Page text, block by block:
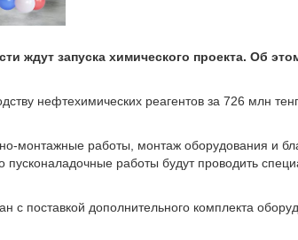
ждут запуска химического проекта. Об
нефтехимических реагентов за 726 млн
монтажные работы, монтаж оборудования и
работы будут проводить
с поставкой дополнительного комплекта